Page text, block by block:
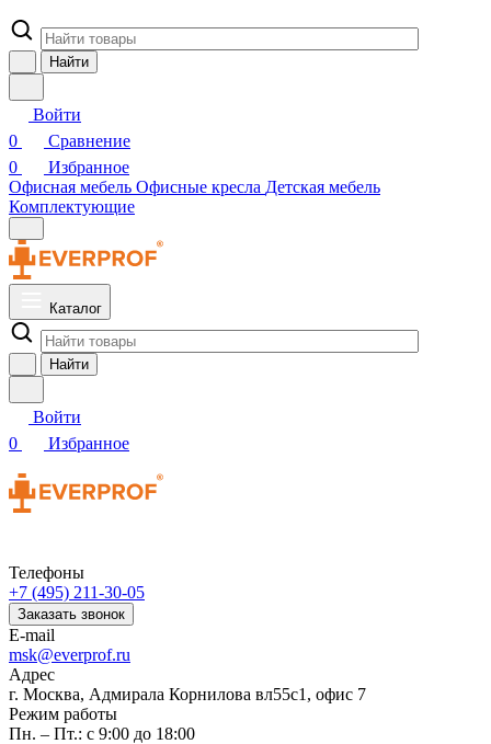
Найти
Войти
0
Сравнение
0
Избранное
Офисная мебель Офисные кресла Детская мебель
Комплектующие
Каталог
Найти
Войти
0
Избранное
Телефоны
+7 (495) 211-30-05
Заказать звонок
E-mail
msk@everprof.ru
Адрес
г. Москва, Адмирала Корнилова вл55с1, офис 7
Режим работы
Пн. – Пт.: с 9:00 до 18:00